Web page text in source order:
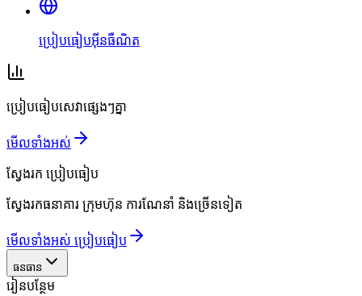
ប្រៀបធៀបអ៊ីនធឺណិត
ប្រៀបធៀបសេវាផ្សេងៗគ្នា
មើលទាំងអស់
ស្វែងរក ប្រៀបធៀប
ស្វែងរកធនាគារ ក្រុមហ៊ុន ការណែនាំ និងច្រើនទៀត
មើលទាំងអស់ ប្រៀបធៀប
ធនធាន
រៀនបន្ថែម